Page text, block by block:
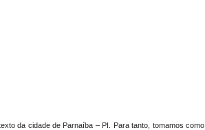
da cidade de Parnaíba – PI. Para tanto, tomamos como